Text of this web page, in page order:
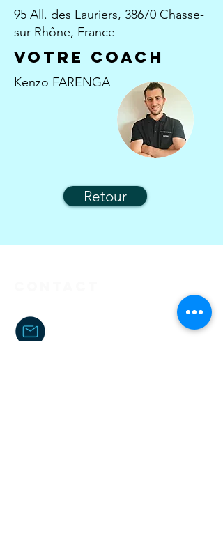
95 All. des Lauriers, 38670 Chasse-
sur-Rhône, France
Votre coach
Kenzo FARENGA
Retour